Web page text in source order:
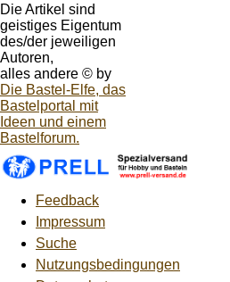
Die Artikel sind
geistiges Eigentum
des/der jeweiligen
Autoren,
alles andere © by
Die Bastel-Elfe, das
Bastelportal mit
Ideen und einem
Bastelforum.
Feedback
Impressum
Suche
Nutzungsbedingungen